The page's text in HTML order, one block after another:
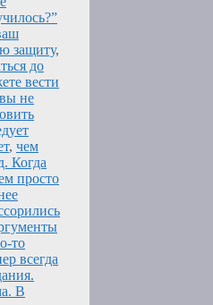
защиту,
до
вести
не
, чем
Когда
просто
то
всегда
В